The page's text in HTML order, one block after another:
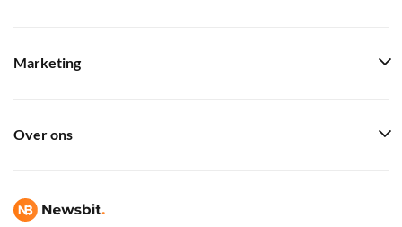
Marketing
Over ons